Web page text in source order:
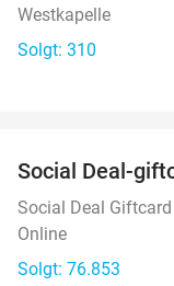
Westkapelle
Solgt: 310
Social Deal-
Social Deal Giftcard
Online
Solgt: 76.853